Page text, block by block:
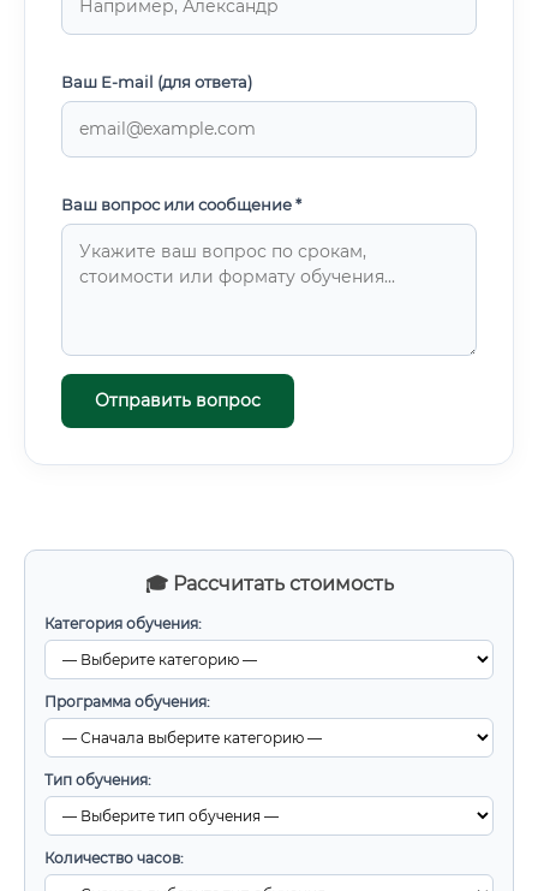
🎓 Рассчитать стоимость
Категория обучения:
Программа обучения:
Тип обучения:
Количество часов:
Ваш E-mail (для ответа)
Ваш вопрос или сообщение *
Отправить вопрос